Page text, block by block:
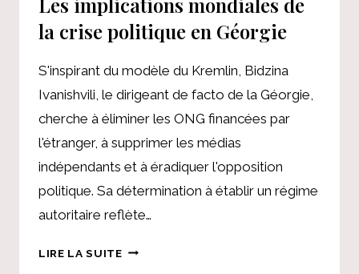
la crise politique en Géorgie
S'inspirant du modèle du Kremlin, Bidzina
Ivanishvili, le dirigeant de facto de la Géorgie,
cherche à éliminer les ONG financées par
l'étranger, à supprimer les médias
indépendants et à éradiquer l'opposition
politique. Sa détermination à établir un régime
autoritaire reflète…
LIRE LA SUITELES